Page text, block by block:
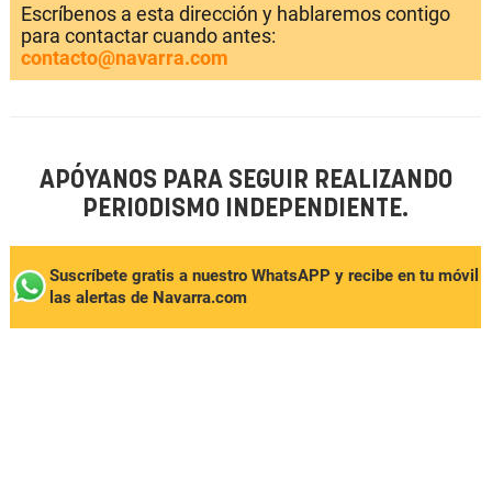
Escríbenos a esta dirección y hablaremos contigo
para contactar cuando antes:
contacto@navarra.com
APÓYANOS PARA SEGUIR REALIZANDO
PERIODISMO INDEPENDIENTE.
Suscríbete gratis a nuestro WhatsAPP y recibe en tu móvil
las alertas de Navarra.com